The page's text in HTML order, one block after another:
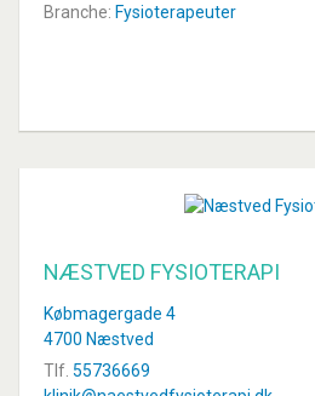
Branche: Fysioterapeuter
NÆSTVED FYSIOTERAPI
Købmagergade 4
4700 Næstved
Tlf. 55736669